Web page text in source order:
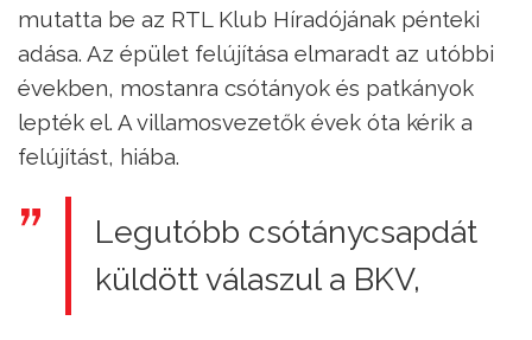
mutatta be az RTL Klub Híradójának pénteki
adása. Az épület felújítása elmaradt az utóbbi
években, mostanra csótányok és patkányok
lepték el. A villamosvezetők évek óta kérik a
felújítást, hiába.
Legutóbb csótánycsapdát
küldött válaszul a BKV,